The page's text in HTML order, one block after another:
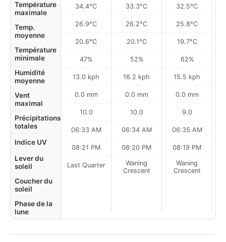
Température
maximale
Temp.
moyenne
Température
minimale
Humidité
moyenne
Vent
maximal
Précipitations
totales
Indice UV
Lever du
soleil
Coucher du
soleil
Phase de la
lune
34.4°C
26.9°C
20.6°C
47%
13.0 kph
0.0 mm
10.0
06:33 AM
08:21 PM
Last Quarter
33.3°C
26.2°C
20.1°C
52%
16.2 kph
0.0 mm
10.0
06:34 AM
08:20 PM
Waning
Crescent
32.5°C
25.8°C
19.7°C
62%
15.5 kph
0.0 mm
9.0
06:35 AM
08:19 PM
Waning
Crescent